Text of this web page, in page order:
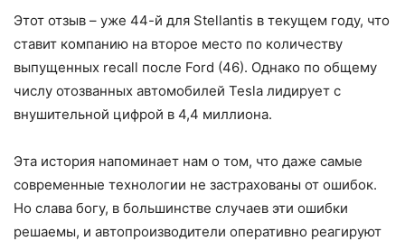
Этот отзыв – уже 44-й для Stellantis в текущем году, что
ставит компанию на второе место по количеству
выпущенных recall после Ford (46). Однако по общему
числу отозванных автомобилей Tesla лидирует с
внушительной цифрой в 4,4 миллиона.
Эта история напоминает нам о том, что даже самые
современные технологии не застрахованы от ошибок.
Но слава богу, в большинстве случаев эти ошибки
решаемы, и автопроизводители оперативно реагируют